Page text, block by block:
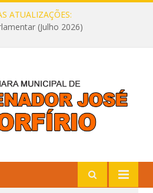
ATUALIZAÇÕES:
(Julho 2026)